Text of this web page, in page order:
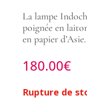
La lampe
poignée en
en papier d’Asie.
180.00€
Rupture de